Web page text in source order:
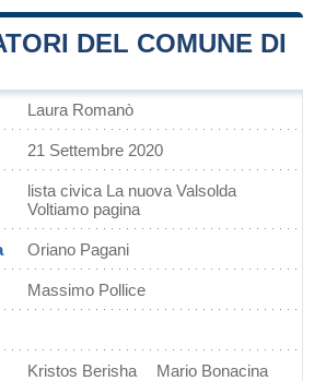
DEL COMUNE DI
Laura Romanò
21 Settembre 2020
lista civica La nuova Valsolda
Voltiamo pagina
Oriano Pagani
Massimo Pollice
Kristos Berisha Mario Bonacina